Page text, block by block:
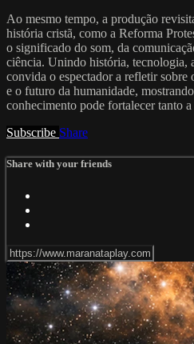
Ao mesmo tempo, a produção
história cristã, como a Reforma
o significado do som, da
ciência. Unindo história, tecnologia,
convida o espectador a refletir
e o futuro da humanidade,
conhecimento pode fortalecer tanto
Subscribe Share
Share with your friends